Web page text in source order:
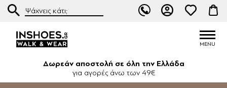
Δωρεάν αποστολή σε όλη την Ελλάδα
για αγορές άνω των 49€